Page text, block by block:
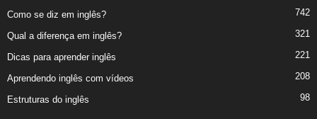
Como se diz em inglês? 742
Qual a diferença em inglês? 321
Dicas para aprender inglês 221
Aprendendo inglês com vídeos 208
Estruturas do inglês 98